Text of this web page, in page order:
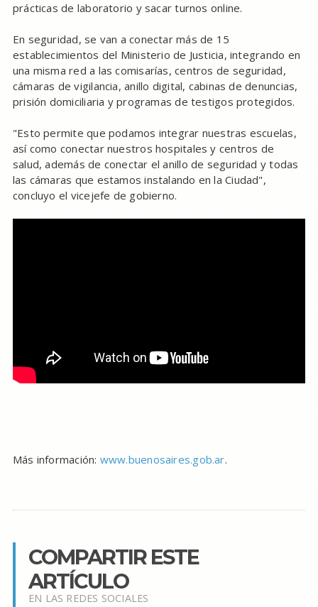
prácticas de laboratorio y sacar turnos online.
En seguridad, se van a conectar más de 15
establecimientos del Ministerio de Justicia, integrando en
una misma red a las comisarías, centros de seguridad,
cámaras de vigilancia, anillo digital, cabinas de denuncias,
prisión domiciliaria y programas de testigos protegidos.
"Esto permite que podamos integrar nuestras escuelas,
así como conectar nuestros hospitales y centros de
salud, además de conectar el anillo de seguridad y todas
las cámaras que estamos instalando en la Ciudad",
concluyo el vicejefe de gobierno.
Más información: www.buenosaires.gob.ar.
COMPARTIR ESTE
ARTÍCULO
EN LAS REDES SOCIALES